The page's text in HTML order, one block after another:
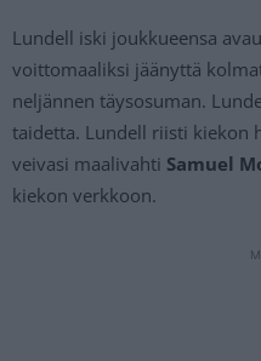
Lundell iski joukkueensa
voittomaaliksi jäänyttä
neljännen täysosuman.
taidetta. Lundell riisti kiekon
veivasi maalivahti Samuel
kiekon verkkoon.